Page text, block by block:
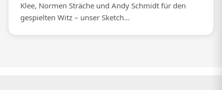
Klee, Normen Sträche und Andy Schmidt für den
gespielten Witz – unser Sketch...